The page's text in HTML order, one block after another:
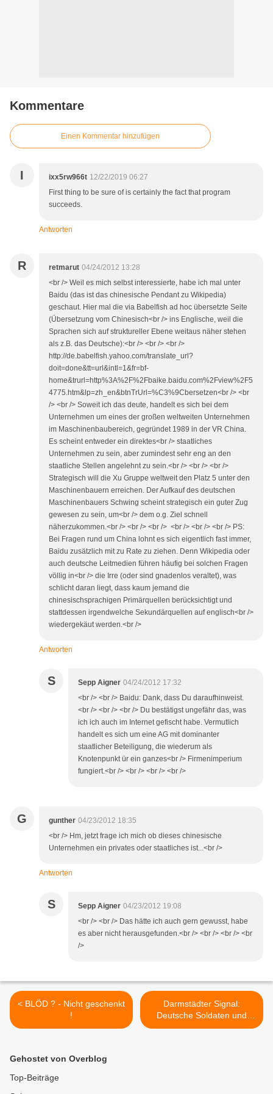
Kommentare
Einen Kommentar hinzufügen
I ixx5rw966t 12/22/2019 06:27
First thing to be sure of is certainly the fact that program
succeeds.
Antworten
R retmarut 04/24/2012 13:28
<br /> Weil es mich selbst interessierte, habe ich mal unter
Baidu (das ist das chinesische Pendant zu Wikipedia)
geschaut. Hier mal die via Babelfish ad hoc übersetzte Seite
(Übersetzung vom Chinesisch<br /> ins Englische, weil die
Sprachen sich auf struktureller Ebene weitaus näher stehen
als z.B. das Deutsche):<br /> <br /> <br />
http://de.babelfish.yahoo.com/translate_url?
doit=done&tt=url&intl=1&fr=bf-
home&trurl=http%3A%2F%2Fbaike.baidu.com%2Fview%2F5
4775.htm&lp=zh_en&btnTrUrl=%C3%9Cbersetzen<br /> <br
/> <br /> Soweit ich das deute, handelt es sich bei dem
Unternehmen um eines der großen weltweiten Unternehmen
im Maschinenbaubereich, gegründet 1989 in der VR China.
Es scheint entweder ein direktes<br /> staatliches
Unternehmen zu sein, aber zumindest sehr eng an den
staatliche Stellen angelehnt zu sein.<br /> <br /> <br />
Strategisch will die Xu Gruppe weltweit den Platz 5 unter den
Maschinenbauern erreichen. Der Aufkauf des deutschen
Maschinenbauers Schwing scheint strategisch ein guter Zug
gewesen zu sein, um<br /> dem o.g. Ziel schnell
näherzukommen.<br /> <br /> <br /> <br /> <br /> <br /> PS:
Bei Fragen rund um China lohnt es sich eigentlich fast immer,
Baidu zusätzlich mit zu Rate zu ziehen. Denn Wikipedia oder
auch deutsche Leitmedien führen häufig bei solchen Fragen
völlig in<br /> die Irre (oder sind gnadenlos veraltet), was
schlicht daran liegt, dass kaum jemand die
chinesischsprachigen Primärquellen berücksichtigt und
stattdessen irgendwelche Sekundärquellen auf englisch<br />
wiedergekäut werden.<br />
Antworten
S Sepp Aigner 04/24/2012 17:32
<br /> <br /> Baidu: Dank, dass Du daraufhinweist.
<br /> <br /> <br /> Du bestätigst ungefähr das, was
ich ich auch im Internet gefischt habe. Vermutlich
handelt es sich um eine AG mit dominanter
staatlicher Beteiligung, die wiederum als
Knotenpunkt ür ein ganzes<br /> Firmenimperium
fungiert.<br /> <br /> <br /> <br />
G gunther 04/23/2012 18:35
<br /> Hm, jetzt frage ich mich ob dieses chinesische
Unternehmen ein privates oder staatliches ist...<br />
Antworten
S Sepp Aigner 04/23/2012 19:08
<br /> <br /> Das hätte ich auch gern gewusst, habe
es aber nicht herausgefunden.<br /> <br /> <br /> <br
/>
< BLÖD ? - Nicht geschenkt
!
Darmstädter Signal:
Deutsche Soldaten und
Offiziere gegen Krieg und
Gehostet von Overblog
Top-Beiträge